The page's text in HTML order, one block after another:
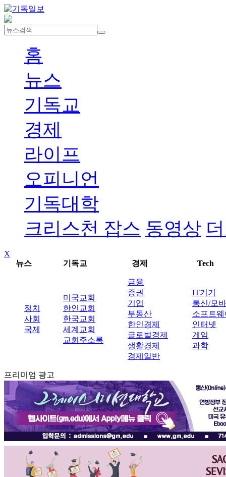
홈
뉴스
기독교
경제
라이프
오피니언
기독대학
크리스천 잡스 동영상
X
뉴스
기독교 경제 Tech
정치
사회
국제
미국교회
한인교회
한국교회
세계교회
교회주소록
금융
증권
기업
부동산
한인경제
글로벌경제
생활경제
경제일반
IT기기
통신/모
소프트웨
인터넷
게임
과학
프리미엄 광고